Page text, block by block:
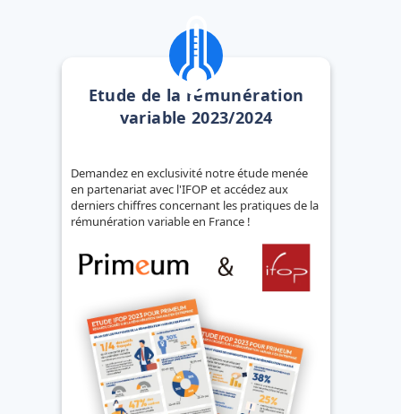
Etude de la rémunération
variable 2023/2024
Demandez en exclusivité notre étude menée
en partenariat avec l'IFOP et accédez aux
derniers chiffres concernant les pratiques de la
rémunération variable en France !